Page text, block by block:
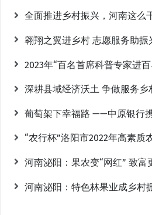
全面推进乡村振兴，河南这么
“农行杯”洛阳市2022年高素质
河南泌阳：果农变“网红” 致富
河南泌阳：特色林果业成乡村